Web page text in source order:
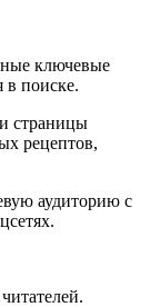
ключевые
в поиске.
страницы
рецептов,
аудиторию с